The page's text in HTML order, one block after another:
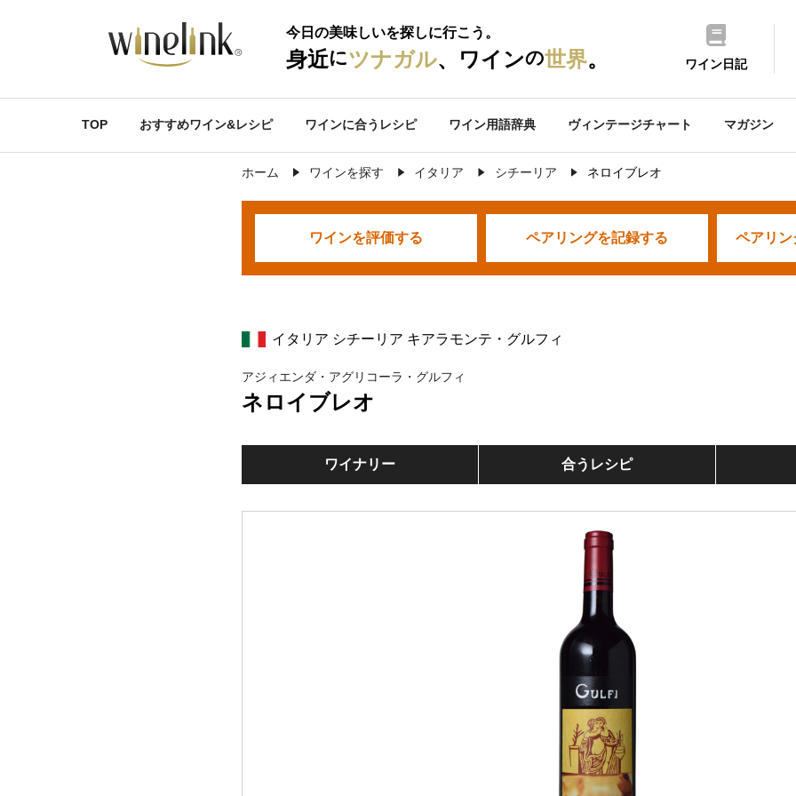
今日の美味しいを探しに行こう。
身近にツナガル、ワインの世界。 ワイン日記
TOP おすすめワイン&レシピ ワインに合うレシピ ワイン用語辞典 ヴィンテージチャート マガジン
ホーム ワインを探す イタリア シチーリア ネロイブレオ
ワインを評価する ペアリングを記録する ペアリン
イタリア シチーリア キアラモンテ・グルフィ
アジィエンダ・アグリコーラ・グルフィ
ネロイブレオ
ワイナリー 合うレシピ